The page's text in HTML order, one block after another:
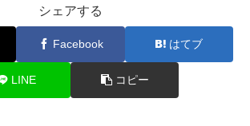
シェアする
Facebook はてブ
LINE コピー